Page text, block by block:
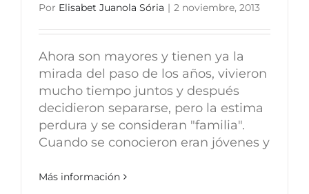
Por Elisabet Juanola Sória | 2 noviembre, 2013
Ahora son mayores y tienen ya la
mirada del paso de los años, vivieron
mucho tiempo juntos y después
decidieron separarse, pero la estima
perdura y se consideran "familia".
Cuando se conocieron eran jóvenes y
Más información